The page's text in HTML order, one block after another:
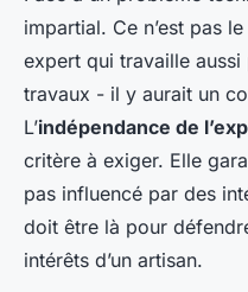
impartial. Ce n’est pas
expert qui travaille
travaux - il y aurait un
L’indépendance de
critère à exiger. Elle
pas influencé par des
doit être là pour
intérêts d’un artisan.